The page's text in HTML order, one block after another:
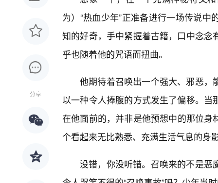
分享
为）“热血少年”正准备进行一场传说
知的好奇，手中紧握着古籍，口中念
乎也随着他的咒语而扭曲。
他期待着召唤出一个强大、邪恶，
以一种令人捧腹的方式发生了偏移。
在他面前的，并非是他预想中的那位
个看起来无比熟悉、充满生活气息的
没错，你没听错。召唤来的不是恶